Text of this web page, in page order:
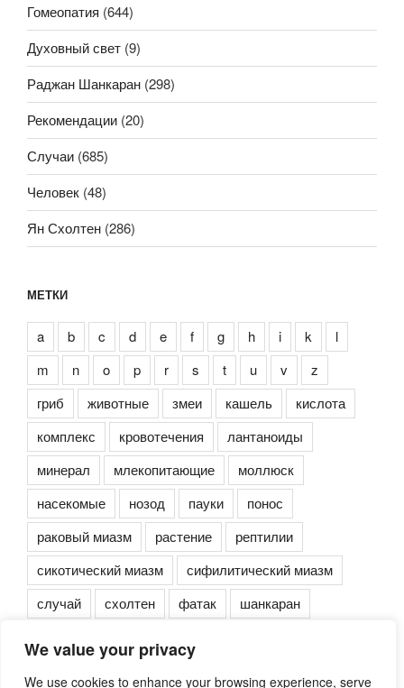
We value your privacy
We use cookies to enhance your browsing experience, serve
Гомеопатия (644)
Духовный свет (9)
Раджан Шанкаран (298)
Рекомендации (20)
Случаи (685)
Человек (48)
Ян Схолтен (286)
МЕТКИ
a b c d e f g h i k
l
m
n o p r s t u v
z
гриб
животные змеи кашель
кислота
комплекс
кровотечения
лантаноиды
минерал
млекопитающие
моллюск
насекомые
нозод пауки
понос
раковый миазм
растение
рептилии
сикотический миазм
сифилитический миазм
случай
схолтен фатак шанкаран